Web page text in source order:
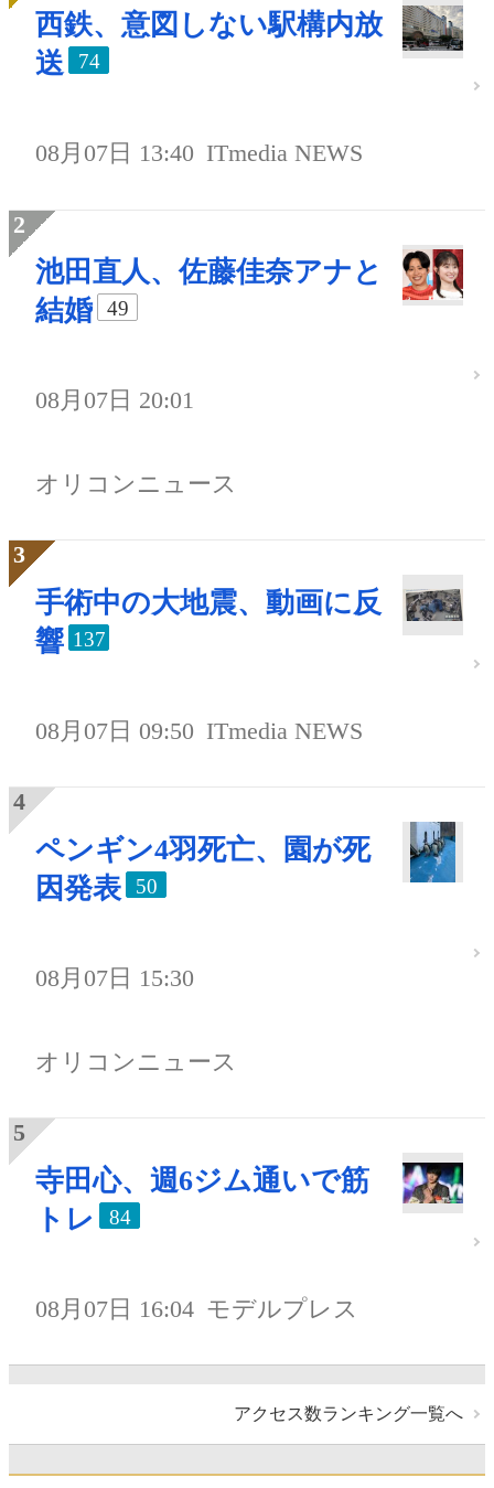
西鉄、意図しない駅構内放
送
74
08月07日 13:40 ITmedia NEWS
池田直人、佐藤佳奈アナと
結婚
49
08月07日 20:01
オリコンニュース
手術中の大地震、動画に反
響 137
08月07日 09:50 ITmedia NEWS
ペンギン4羽死亡、園が死
因発表
50
08月07日 15:30
オリコンニュース
寺田心、週6ジム通いで筋
トレ
84
08月07日 16:04 モデルプレス
アクセス数ランキング一覧へ